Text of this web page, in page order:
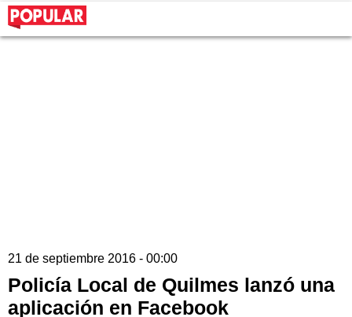
21 de septiembre 2016 - 00:00
Policía Local de Quilmes lanzó una
aplicación en Facebook